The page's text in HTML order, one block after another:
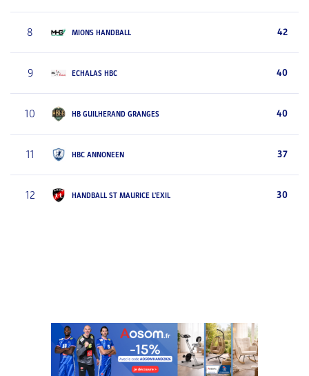
8 MIONS HANDBALL 42
9 ECHALAS HBC 40
10 HB GUILHERAND GRANGES 40
11 HBC ANNONEEN 37
12 HANDBALL ST MAURICE L'EXIL 30